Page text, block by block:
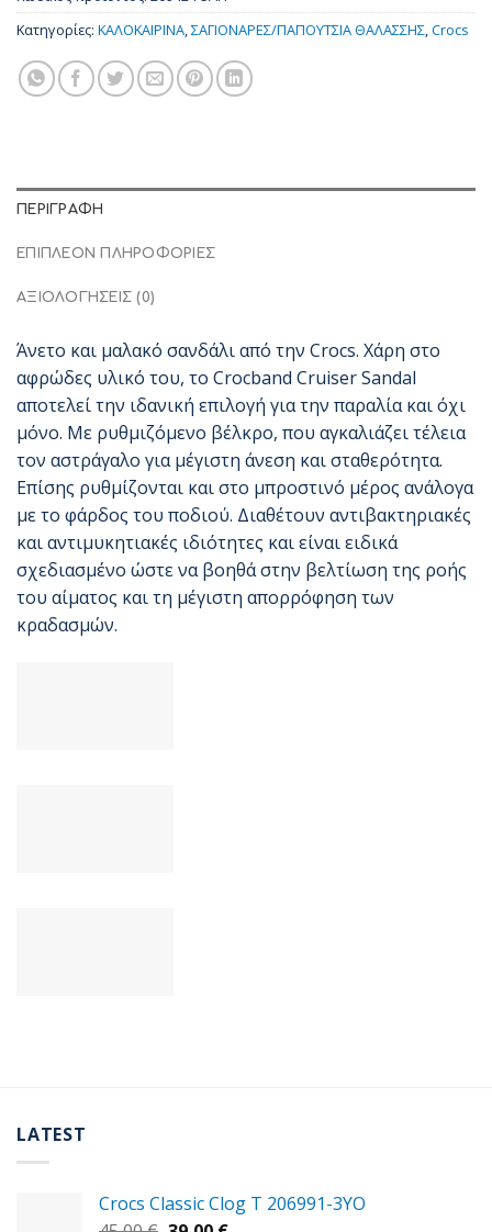
Κατηγορίες: ΚΑΛΟΚΑΙΡΙΝΑ,ΣΑΓΙΟΝΑΡΕΣ/ΠΑΠΟΥΤΣΙΑ ΘΑΛΑΣΣΗΣ,Crocs
ΠΕΡΙΓΡΑΦΉ
ΕΠΙΠΛΈΟΝ ΠΛΗΡΟΦΟΡΊΕΣ
ΑΞΙΟΛΟΓΉΣΕΙΣ (0)
Άνετο και μαλακό σανδάλι από την Crocs. Χάρη στο
αφρώδες υλικό του, το Crocband Cruiser Sandal
αποτελεί την ιδανική επιλογή για την παραλία και όχι
μόνο. Με ρυθμιζόμενο βέλκρο, που αγκαλιάζει τέλεια
τον αστράγαλο για μέγιστη άνεση και σταθερότητα.
Επίσης ρυθμίζονται και στο μπροστινό μέρος ανάλογα
με το φάρδος του ποδιού. Διαθέτουν αντιβακτηριακές
και αντιμυκητιακές ιδιότητες και είναι ειδικά
σχεδιασμένο ώστε να βοηθά στην βελτίωση της ροής
του αίματος και τη μέγιστη απορρόφηση των
κραδασμών.
LATEST
Crocs Classic Clog T 206991-3YΟ